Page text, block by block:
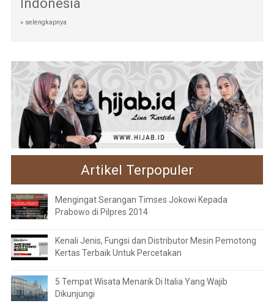
Indonesia
» selengkapnya
Artikel Terpopuler
Mengingat Serangan Timses Jokowi Kepada
Prabowo di Pilpres 2014
Kenali Jenis, Fungsi dan Distributor Mesin Pemotong
Kertas Terbaik Untuk Percetakan
5 Tempat Wisata Menarik Di Italia Yang Wajib
Dikunjungi